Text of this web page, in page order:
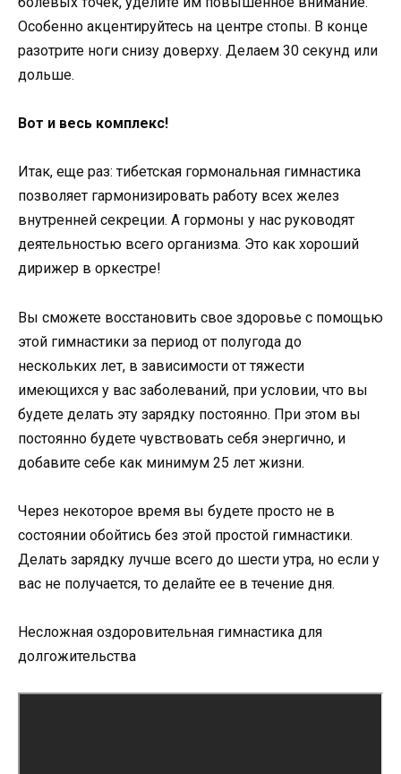
Особенно акцентируйтесь на центре стопы. В конце
разотрите ноги снизу доверху. Делаем 30 секунд или
дольше.
Вот и весь комплекс!
Итак, еще раз: тибетская гормональная гимнастика
позволяет гармонизировать работу всех желез
внутренней секреции. А гормоны у нас руководят
деятельностью всего организма. Это как хороший
дирижер в оркестре!
Вы сможете восстановить свое здоровье с помощью
этой гимнастики за период от полугода до
нескольких лет, в зависимости от тяжести
имеющихся у вас заболеваний, при условии, что вы
будете делать эту зарядку постоянно. При этом вы
постоянно будете чувствовать себя энергично, и
добавите себе как минимум 25 лет жизни.
Через некоторое время вы будете просто не в
состоянии обойтись без этой простой гимнастики.
Делать зарядку лучше всего до шести утра, но если у
вас не получается, то делайте ее в течение дня.
Несложная оздоровительная гимнастика для
долгожительства